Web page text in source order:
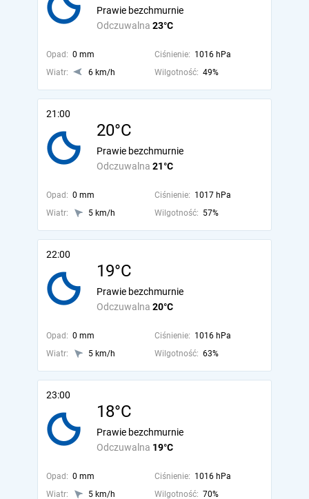
Odczuwalna 23°C
Prawie bezchmurnie
Opad: 0 mm Ciśnienie: 1016 hPa
Wiatr:
6 km/h Wilgotność: 49%
21:00
20°C
Odczuwalna 21°C
Prawie bezchmurnie
Opad: 0 mm Ciśnienie: 1017 hPa
Wiatr:
5 km/h Wilgotność: 57%
22:00
19°C
Odczuwalna 20°C
Prawie bezchmurnie
Opad: 0 mm Ciśnienie: 1016 hPa
Wiatr:
5 km/h Wilgotność: 63%
23:00
18°C
Odczuwalna 19°C
Prawie bezchmurnie
Opad: 0 mm Ciśnienie: 1016 hPa
Wiatr:
5 km/h Wilgotność: 70%